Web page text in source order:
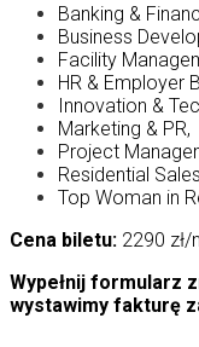
Banking &
Business
Facility
HR & Employer
Innovation &
Marketing & PR,
Project
Residential
Top Woman in
Cena biletu: 2290 zł/
Wypełnij formularz
wystawimy fakturę